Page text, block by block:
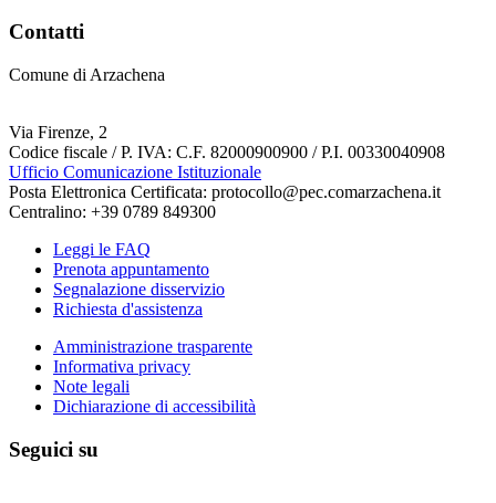
Contatti
Comune di Arzachena
Via Firenze, 2
Codice fiscale / P. IVA: C.F. 82000900900 / P.I. 00330040908
Ufficio Comunicazione Istituzionale
Posta Elettronica Certificata: protocollo@pec.comarzachena.it
Centralino: +39 0789 849300
Leggi le FAQ
Prenota appuntamento
Segnalazione disservizio
Richiesta d'assistenza
Amministrazione trasparente
Informativa privacy
Note legali
Dichiarazione di accessibilità
Seguici su